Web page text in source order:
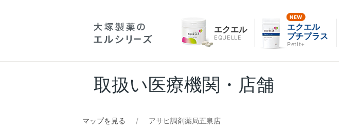
エクエル
EQUELLE
エクエル
プチプラス
Petit+
取扱い医療機関・店舗
マップを見る アサヒ調剤薬局五泉店